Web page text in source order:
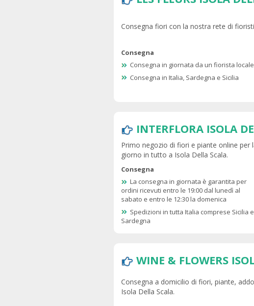
Consegna fiori con la nostra rete di
Consegna
Consegna in giornata da un fiorista locale
Consegna in Italia, Sardegna e Sicilia
INTERFLORA ISOLA
Primo negozio di fiori e piante online
giorno in tutto a Isola Della Scala.
Consegna
La consegna in giornata è garantita per
ordini ricevuti entro le 19:00 dal lunedì al
sabato e entro le 12:30 la domenica
Spedizioni in tutta Italia comprese Sicilia e
Sardegna
WINE & FLOWERS
Consegna a domicilio di fiori, piante,
Isola Della Scala.